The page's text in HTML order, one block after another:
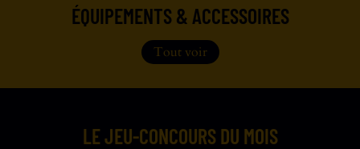
ÉQUIPEMENTS & ACCESSOIRES
Tout voir
LE JEU-CONCOURS DU MOIS